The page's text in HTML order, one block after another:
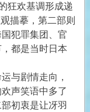
狂欢基调形成递
描摹，第二部则
犯罪集团、官
都是当时日本
与剧情走向，
声笑语中多了
初衷是让冴羽